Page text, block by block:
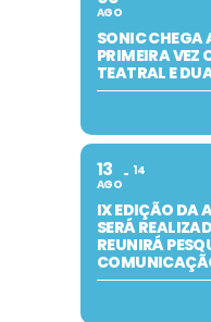
AGO
SONIC CHEGA
PRIMEIRA VEZ
TEATRAL E
13
AGO
14
IX EDIÇÃO DA
SERÁ
REUNIRÁ